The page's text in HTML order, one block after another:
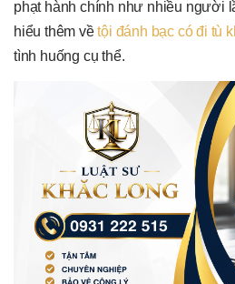
phạt hành chính như nhiều người
hiểu thêm vềtội đánh bạc có đi tù
tình huống cụ thể.